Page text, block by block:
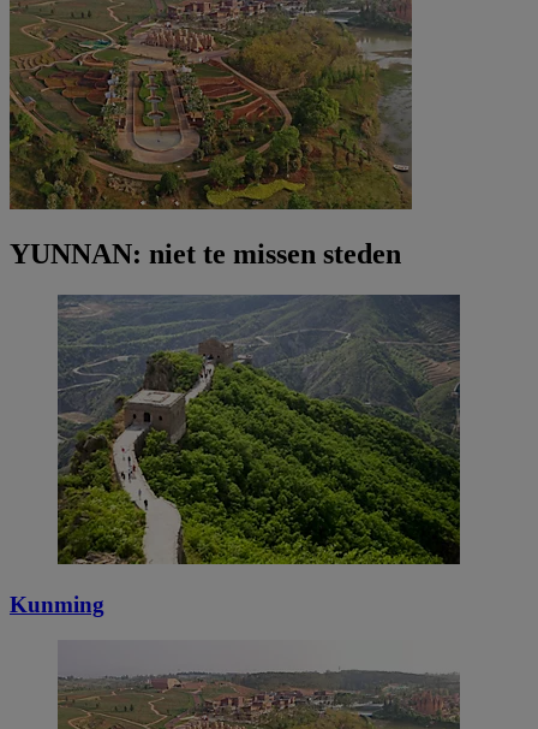
YUNNAN: niet te missen steden
Kunming